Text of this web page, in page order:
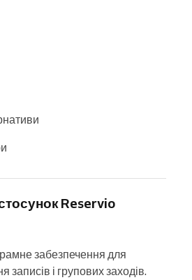
Reservio
забезпечення для
і групових заходів.